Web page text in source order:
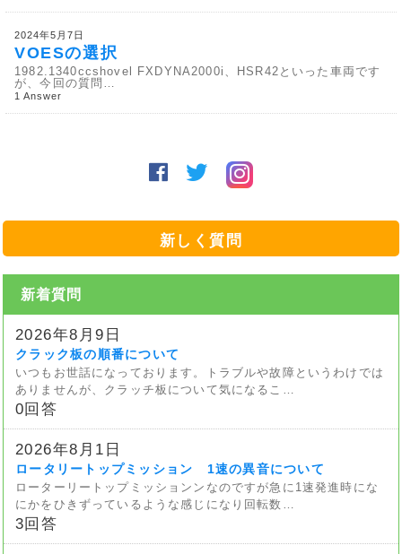
2024年5月7日
VOESの選択
1982.1340ccshovel FXDYNA2000i、HSR42といった車両です
が、今回の質問…
1 Answer
新しく質問
新着質問
2026年8月9日
クラック板の順番について
いつもお世話になっております。トラブルや故障というわけでは
ありませんが、クラッチ板について気になるこ…
0回答
2026年8月1日
ロータリートップミッション 1速の異音について
ローターリートップミッションンなのですが急に1速発進時にな
にかをひきずっているような感じになり回転数…
3回答